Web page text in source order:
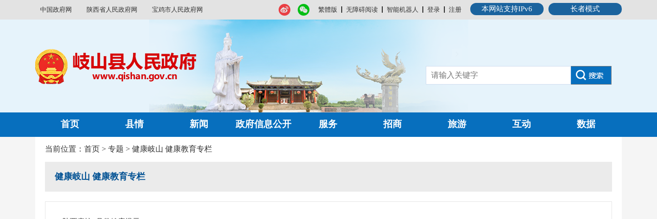
中国政府网 陕西省人民政府网 宝鸡市人民政府网 长者模式
本网站支持IPv6
繁體版 无障碍阅读 智能机器人 登录 注册
首页 县情 新闻 政府信息公开 服务 招商 旅游 互动 数据
当前位置： 首页 > 专题 > 健康岐山 健康教育专栏
健康岐山 健康教育专栏